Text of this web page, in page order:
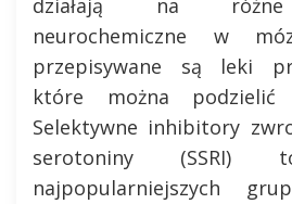
działają na różne
neurochemiczne w
przepisywane są leki
które można
Selektywne inhibitory
serotoniny
najpopularniejszych